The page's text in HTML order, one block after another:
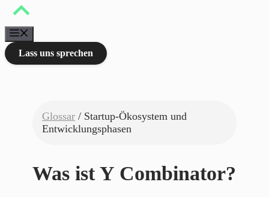
Zum
springen
Lass uns sprechen
Glossar / Startup-Ökosystem und
Entwicklungsphasen
Was ist Y Combinator?